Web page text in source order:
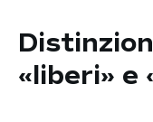
«liberi»